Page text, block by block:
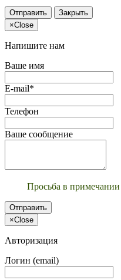
Отправить
Закрыть
×Close
Напишите нам
Ваше имя
E-mail*
Телефон
Ваше сообщение
Просьба в примечании
Отправить
×Close
Авторизация
Логин (email)